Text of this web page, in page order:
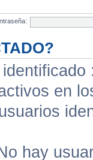
en
hay